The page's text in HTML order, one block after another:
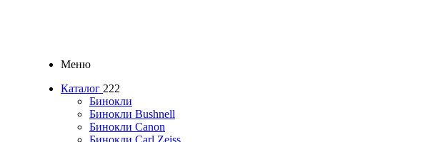
Меню
Каталог 222
Бинокли
Бинокли Bushnell
Бинокли Canon
Бинокли Carl Zeiss